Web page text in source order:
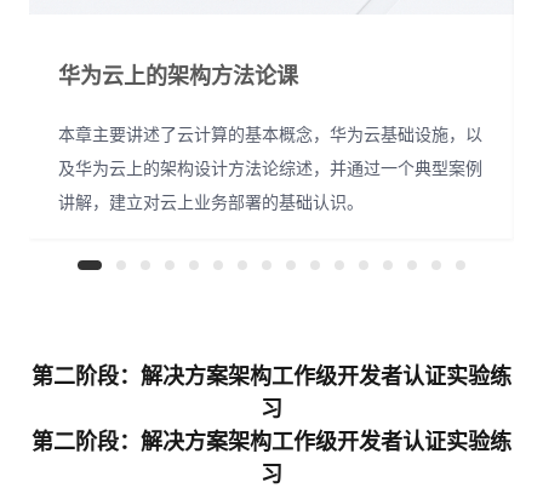
华为云上的架构方法论课
本章主要讲述了云计算的基本概念，华为云基础设施，以
及华为云上的架构设计方法论综述，并通过一个典型案例
讲解，建立对云上业务部署的基础认识。
第二阶段：解决方案架构工作级开发者认证实验练
习
第二阶段：解决方案架构工作级开发者认证实验练
习